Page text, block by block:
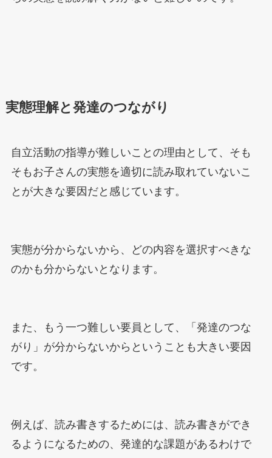
実態理解と発達のつながり
自立活動の指導が難しいことの理由として、そも
そもお子さんの実態を適切に読み取れていないこ
とが大きな要因だと感じています。
実態が分からないから、どの内容を選択すべきな
のかも分からないとなります。
また、もう一つ難しい要員として、「発達のつな
がり」が分からないからということも大きい要因
です。
例えば、読み書きするためには、読み書きができ
るようになるための、発達的な課題があるわけで